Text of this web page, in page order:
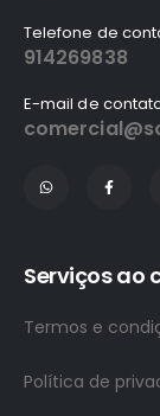
Telefone de
914269838
E-mail de
Serviços ao
Termos e
Política de